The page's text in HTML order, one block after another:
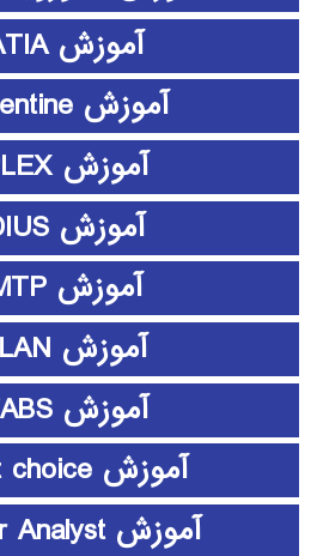
آموزش CATIA
آموزش clementine
آموزش CPLEX
آموزش EDIUS
آموزش EMTP
آموزش ePLAN
آموزش ETABS
آموزش expert choice
آموزش Frontier Analyst